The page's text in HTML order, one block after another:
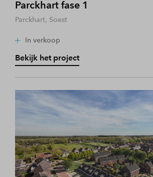
Parckhart fase 1
Parckhart, Soest
In verkoop
Bekijk het project